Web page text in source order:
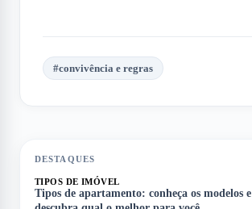
#convivência e regras
DESTAQUES
TIPOS DE IMÓVEL
Tipos de apartamento: conheça os modelos e